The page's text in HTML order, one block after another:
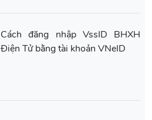
Cách đăng nhập VssID BHXH
Điện Tử bằng tài khoản VNeID